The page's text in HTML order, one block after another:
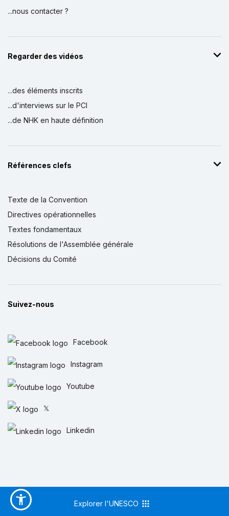
...nous contacter ?
Regarder des vidéos
...des éléments inscrits
...d'interviews sur le PCI
...de NHK en haute définition
Références clefs
Texte de la Convention
Directives opérationnelles
Textes fondamentaux
Résolutions de l'Assemblée générale
Décisions du Comité
Suivez-nous
Facebook
Instagram
Youtube
𝕏
Linkedin
Explorer l'UNESCO